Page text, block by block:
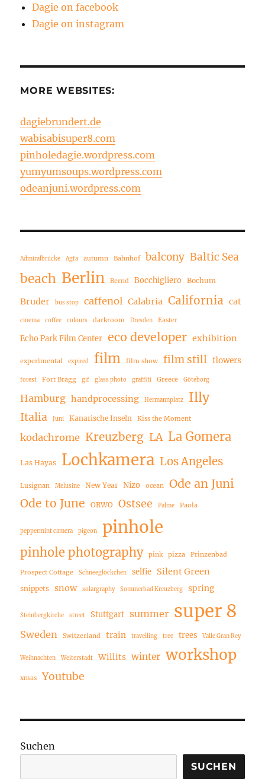
Dagie on facebook
Dagie on instagram
MORE WEBSITES:
dagiebrundert.de
wabisabisuper8.com
pinholedagie.wordpress.com
yumyumsoups.wordpress.com
odeanjuni.wordpress.com
Admiralbrücke Agfa autumn Bahnhof balcony Baltic Sea
beach Berlin Bernd Bocchigliero Bochum
Bruder bus stop caffenol Calabria California cat
cinema coffee colours darkroom Dresden Easter
Echo Park Film Center eco developer exhibition
experimental expired film film show film still flowers
forest Fort Bragg gif glass photo graffiti Greece Göteborg
Hamburg handprocessing Hermannplatz Illy
Italia Juni Kanarische Inseln Kiss the Moment
kodachrome Kreuzberg LA La Gomera
Las Hayas Lochkamera Los Angeles
Lusignan Melusine New Year Nizo ocean
Ode an Juni
Ode to June
ORWO Ostsee Palme Paola
peppermint camera pigeon pinhole
pinhole photography pink pizza Prinzenbad
Prospect Cottage Schneeglöckchen selfie Silent Green
snippets snow solargraphy Sommerbad Kreuzberg spring
Steinbergkirche street Stuttgart summer super 8
Sweden Switzerland train travelling tree trees Valle Gran Rey
Weihnachten Weiterstadt Willits winter workshop
xmas Youtube
Suchen
SUCHEN